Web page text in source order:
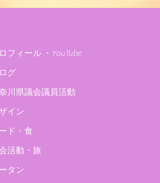
フィール ・YouTube
グ
川県議会議員活動
イン
ド・食
活動・旅
タン